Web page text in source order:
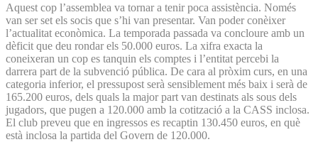
Aquest cop l’assemblea va tornar a tenir poca assistència. Només
van ser set els socis que s’hi van presentar. Van poder conèixer
l’actualitat econòmica. La temporada passada va concloure amb un
dèficit que deu rondar els 50.000 euros. La xifra exacta la
coneixeran un cop es tanquin els comptes i l’entitat percebi la
darrera part de la subvenció pública. De cara al pròxim curs, en una
categoria inferior, el pressupost serà sensiblement més baix i serà de
165.200 euros, dels quals la major part van destinats als sous dels
jugadors, que pugen a 120.000 amb la cotització a la CASS inclosa.
El club preveu que en ingressos es recaptin 130.450 euros, en què
està inclosa la partida del Govern de 120.000.